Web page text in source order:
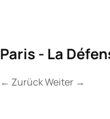
Paris - La
← ZurückWeiter →